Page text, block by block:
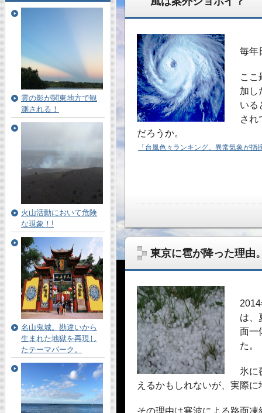
毎年
ここ
加し
いる
され
だろうか。
「台風色々ランキング。異常気象が
東京に雹が降った理由
は、
面一
た。
氷に
えるかもしれないが、実際
その理由は寒波による路面
雲の影が関東地方で観
測される！
火山活動において危険
な現象！!
名山鬼城。勘違いから
生まれた地獄を再現し
たテーマパーク。